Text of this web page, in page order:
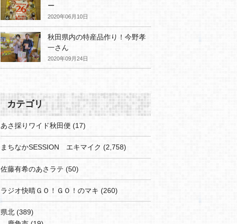
ー
2020年06月10日
秋田県内の特産品作り！今野孝
一さん
2020年09月24日
カテゴリ
あさ採りワイド秋田便 (17)
まちなかSESSION エキマイク (2,758)
佐藤有希のあさラテ (50)
ラジオ快晴ＧＯ！ＧＯ！のマキ (260)
県北 (389)